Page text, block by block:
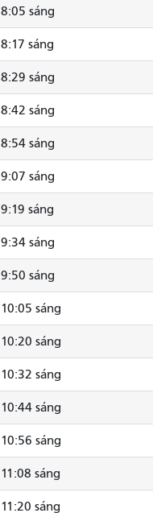
8:05 sáng
8:17 sáng
8:29 sáng
8:42 sáng
8:54 sáng
9:07 sáng
9:19 sáng
9:34 sáng
9:50 sáng
10:05 sáng
10:20 sáng
10:32 sáng
10:44 sáng
10:56 sáng
11:08 sáng
11:20 sáng